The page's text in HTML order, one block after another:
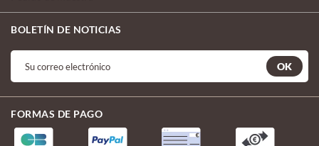
BOLETÍN DE NOTICIAS
OK
FORMAS DE PAGO